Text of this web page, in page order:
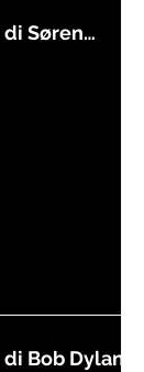
Søren
Bob Dylan